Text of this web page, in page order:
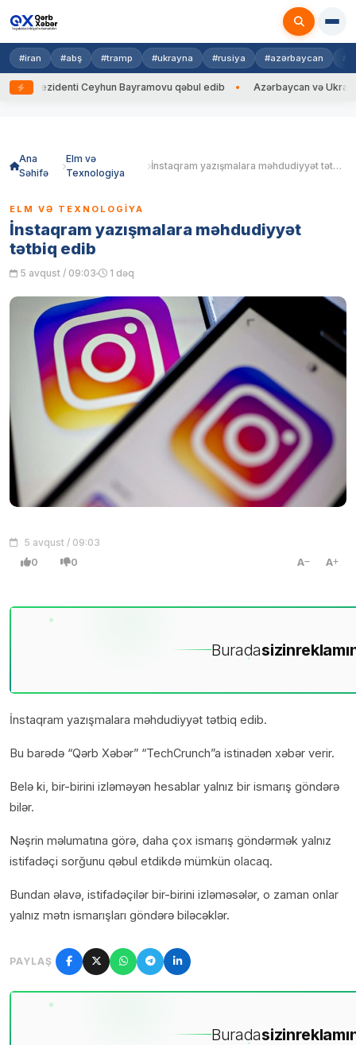
#iran #abş #tramp #ukrayna #rusiya #azərbaycan
Ceyhun Bayramovu qəbul edib Azərbaycan və Ukrayna XİN
Ana
Səhifə
Elm və
Texnologiya
İnstaqram yazışmalara məhdudiyyət tətbiq edib
ELM VƏ TEXNOLOGIYA
İnstaqram yazışmalara məhdudiyyət
tətbiq edib
5 avqust / 09:03 1 dəq
5 avqust / 09:03
0 0 A A
Buradasizin
İnstaqram yazışmalara məhdudiyyət tətbiq edib.
Bu barədə “Qərb Xəbər” “TechCrunch”a istinadən xəbər verir.
Belə ki, bir-birini izləməyən hesablar yalnız bir ismarış göndərə
bilər.
Nəşrin məlumatına görə, daha çox ismarış göndərmək yalnız
istifadəçi sorğunu qəbul etdikdə mümkün olacaq.
Bundan əlavə, istifadəçilər bir-birini izləməsələr, o zaman onlar
yalnız mətn ismarışları göndərə biləcəklər.
PAYLAŞ
Buradasizin